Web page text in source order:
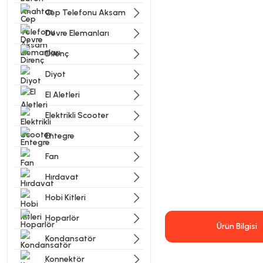
Cep Telefonu Aksam
Devre Elemanları
Direnç
Diyot
El Aletleri
Elektrikli Scooter
Entegre
Fan
Hırdavat
Hobi Kitleri
Hoparlör
Kondansatör
Konnektör
Ürün Bilgisi